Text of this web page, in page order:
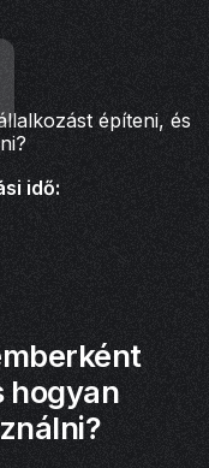
építeni, és
idő:
hogyan